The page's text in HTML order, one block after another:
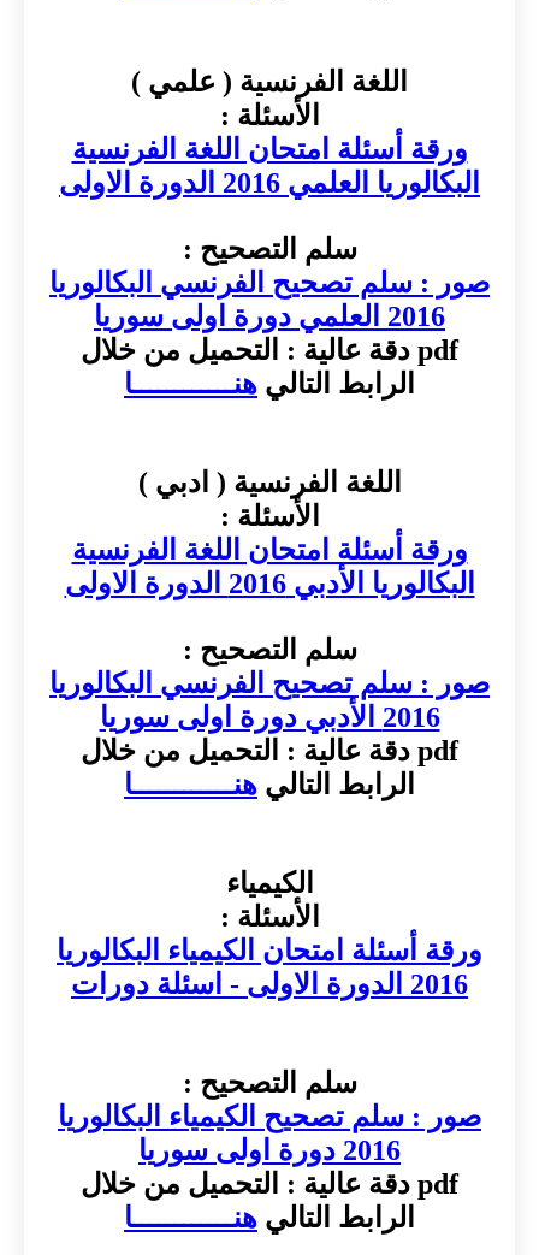
اللغة الفرنسية ( علمي )
الأسئلة :
ورقة أسئلة امتحان اللغة الفرنسية
البكالوريا العلمي 2016 الدورة الاولى
سلم التصحيح :
صور : سلم تصحيح الفرنسي البكالوريا
2016 العلمي دورة اولى سوريا
pdf دقة عالية : التحميل من خلال
الرابط التالي هنــــــــــــا
اللغة الفرنسية ( ادبي )
الأسئلة :
ورقة أسئلة امتحان اللغة الفرنسية
البكالوريا الأدبي 2016 الدورة الاولى
سلم التصحيح :
صور : سلم تصحيح الفرنسي البكالوريا
2016 الأدبي دورة اولى سوريا
pdf دقة عالية : التحميل من خلال
الرابط التالي هنــــــــــــا
الكيمياء
الأسئلة :
ورقة أسئلة امتحان الكيمياء البكالوريا
2016 الدورة الاولى - اسئلة دورات
سلم التصحيح :
صور : سلم تصحيح الكيمياء البكالوريا
2016 دورة اولى سوريا
pdf دقة عالية : التحميل من خلال
الرابط التالي هنــــــــــــا